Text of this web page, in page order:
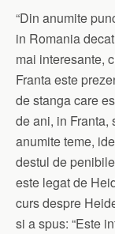
“Din anumite
in Romania
mai interesante,
Franta este
de stanga care
de ani, in Franta,
anumite teme,
destul de
este legat de
curs despre
si a spus: “Este